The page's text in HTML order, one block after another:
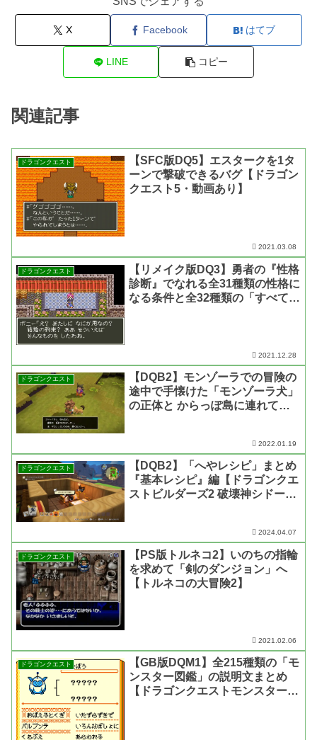
X Facebook はてブ
LINE コピー
関連記事
ドラゴンクエスト
【SFC版DQ5】エスタークを1タ
ーンで撃破できるバグ【ドラゴン
クエスト5・動画あり】
2021.03.08
ドラゴンクエスト
【リメイク版DQ3】勇者の『性格
診断』でなれる全31種類の性格に
なる条件と全32種類の「すべて
2021.12.28
ドラゴンクエスト
【DQB2】モンゾーラでの冒険の
途中で手懐けた「モンゾーラ犬」
の正体と からっぽ島に連れてく
2022.01.19
ドラゴンクエスト
【DQB2】「へやレシピ」まとめ
『基本レシピ』編【ドラゴンクエ
ストビルダーズ2 破壊神シドーと
2024.04.07
ドラゴンクエスト
【PS版トルネコ2】いのちの指輪
を求めて「剣のダンジョン」へ
【トルネコの大冒険2】
2021.02.06
ドラゴンクエスト
【GB版DQM1】全215種類の「モ
ンスター図鑑」の説明文まとめ
【ドラゴンクエストモンスターズ